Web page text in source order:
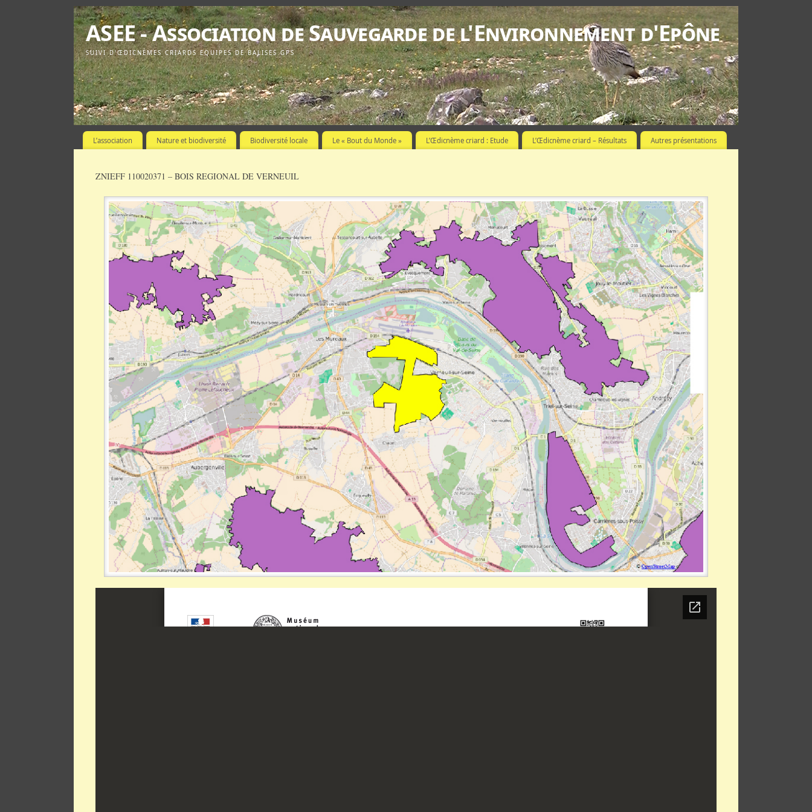
ASEE - Association de Sauvegarde de l'Environnement d'Epône
SUIVI D'ŒDICNÈMES CRIARDS EQUIPES DE BALISES GPS
L’association Nature et biodiversité Biodiversité locale Le « Bout du Monde » L’Œdicnème criard : Etude L’Œdicnème criard – Résultats Autres présentations
ZNIEFF 110020371 – BOIS REGIONAL DE VERNEUIL